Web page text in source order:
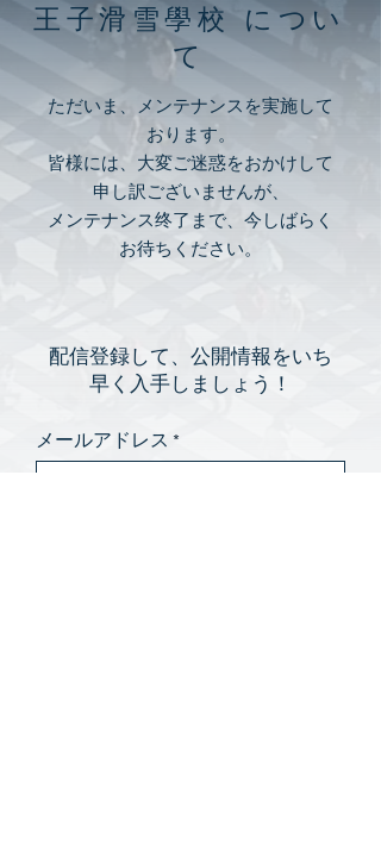
王子滑雪學校 につい
て
ただいま、メンテナンスを実施して
おります。
皆様には、大変ご迷惑をおかけして
申し訳ございませんが、
メンテナンス终了まで、今しばらく
お待ちください。
配信登録して、公開情報をいち
早く入手しましょう！
メールアドレス